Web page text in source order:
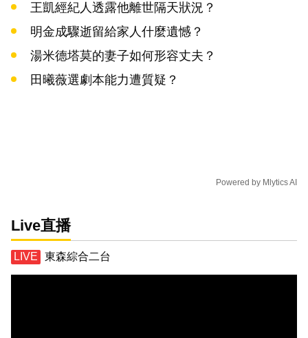
王凱經紀人透露他離世隔天狀況？
明金成驟逝留給家人什麼遺憾？
湯米德塔莫的妻子如何形容丈夫？
田曦薇選劇本能力遭質疑？
Powered by Mlytics AI
Live直播
東森綜合二台